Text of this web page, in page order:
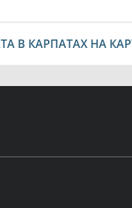
В КАРПАТАХ НА